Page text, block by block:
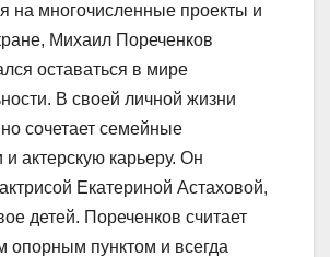
на многочисленные проекты и
Михаил Пореченков
оставаться в мире
В своей личной жизни
сочетает семейные
и актерскую карьеру. Он
Екатериной Астаховой,
детей. Пореченков считает
опорным пунктом и всегда